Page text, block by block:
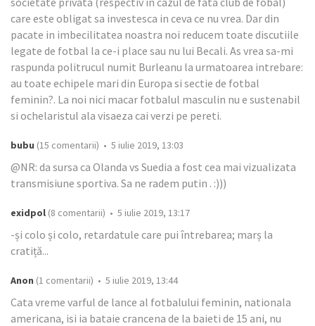
care este obligat sa investesca in ceva ce nu vrea. Dar din
pacate in imbecilitatea noastra noi reducem toate discutiile
legate de fotbal la ce-i place sau nu lui Becali. As vrea sa-mi
raspunda politrucul numit Burleanu la urmatoarea intrebare:
au toate echipele mari din Europa si sectie de fotbal
feminin?. La noi nici macar fotbalul masculin nu e sustenabil
si ochelaristul ala visaeza cai verzi pe pereti.
bubu (15 comentarii) • 5 iulie 2019, 13:03
@NR: da sursa ca Olanda vs Suedia a fost cea mai vizualizata
transmisiune sportiva. Sa ne radem putin . :)))
exidpol (8 comentarii) • 5 iulie 2019, 13:17
-și colo și colo, retardatule care pui întrebarea; marș la
cratiță...
Anon (1 comentarii) • 5 iulie 2019, 13:44
Cata vreme varful de lance al fotbalului feminin, nationala
americana, isi ia bataie crancena de la baieti de 15 ani, nu